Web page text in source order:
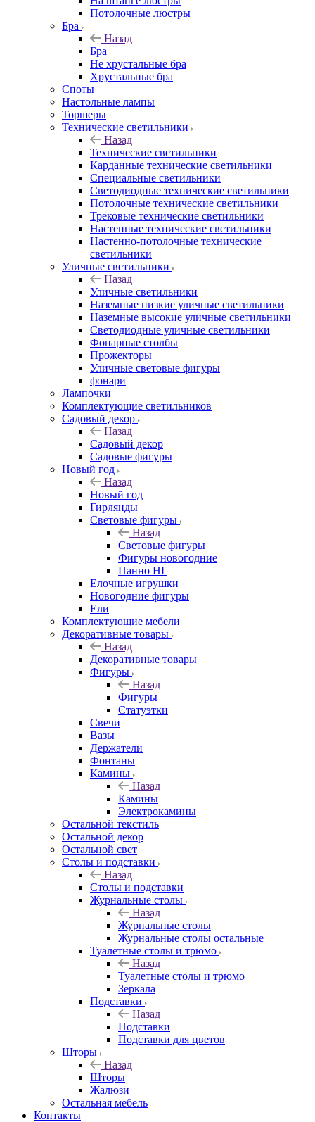
Потолочные люстры
Бра
Назад
Бра
Не хрустальные бра
Хрустальные бра
Споты
Настольные лампы
Торшеры
Технические светильники
Назад
Технические светильники
Карданные технические светильники
Специальные светильники
Светодиодные технические светильники
Потолочные технические светильники
Трековые технические светильники
Настенные технические светильники
Настенно-потолочные технические
светильники
Уличные светильники
Назад
Уличные светильники
Наземные низкие уличные светильники
Наземные высокие уличные светильники
Светодиодные уличные светильники
Фонарные столбы
Прожекторы
Уличные световые фигуры
фонари
Лампочки
Комплектующие светильников
Садовый декор
Назад
Садовый декор
Садовые фигуры
Новый год
Назад
Новый год
Гирлянды
Световые фигуры
Назад
Световые фигуры
Фигуры новогодние
Панно НГ
Елочные игрушки
Новогодние фигуры
Ели
Комплектующие мебели
Декоративные товары
Назад
Декоративные товары
Фигуры
Назад
Фигуры
Статуэтки
Свечи
Вазы
Держатели
Фонтаны
Камины
Назад
Камины
Электрокамины
Остальной текстиль
Остальной декор
Остальной свет
Столы и подставки
Назад
Столы и подставки
Журнальные столы
Назад
Журнальные столы
Журнальные столы остальные
Туалетные столы и трюмо
Назад
Туалетные столы и трюмо
Зеркала
Подставки
Назад
Подставки
Подставки для цветов
Шторы
Назад
Шторы
Жалюзи
Остальная мебель
Контакты